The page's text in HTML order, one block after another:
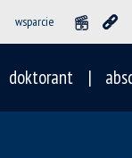
wsparcie
doktorant